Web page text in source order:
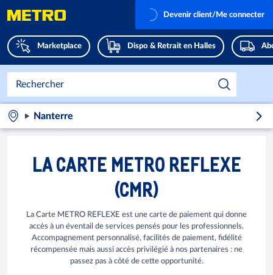
Marketplace Dispo & Retrait en Halles
Devenir client/Me connecter
Nanterre
LA CARTE METRO REFLEXE
(CMR)
La Carte METRO REFLEXE est une carte de paiement qui donne
accès à un éventail de services pensés pour les professionnels.
Accompagnement personnalisé, facilités de paiement, fidélité
récompensée mais aussi accès privilégié à nos partenaires : ne
passez pas à côté de cette opportunité.